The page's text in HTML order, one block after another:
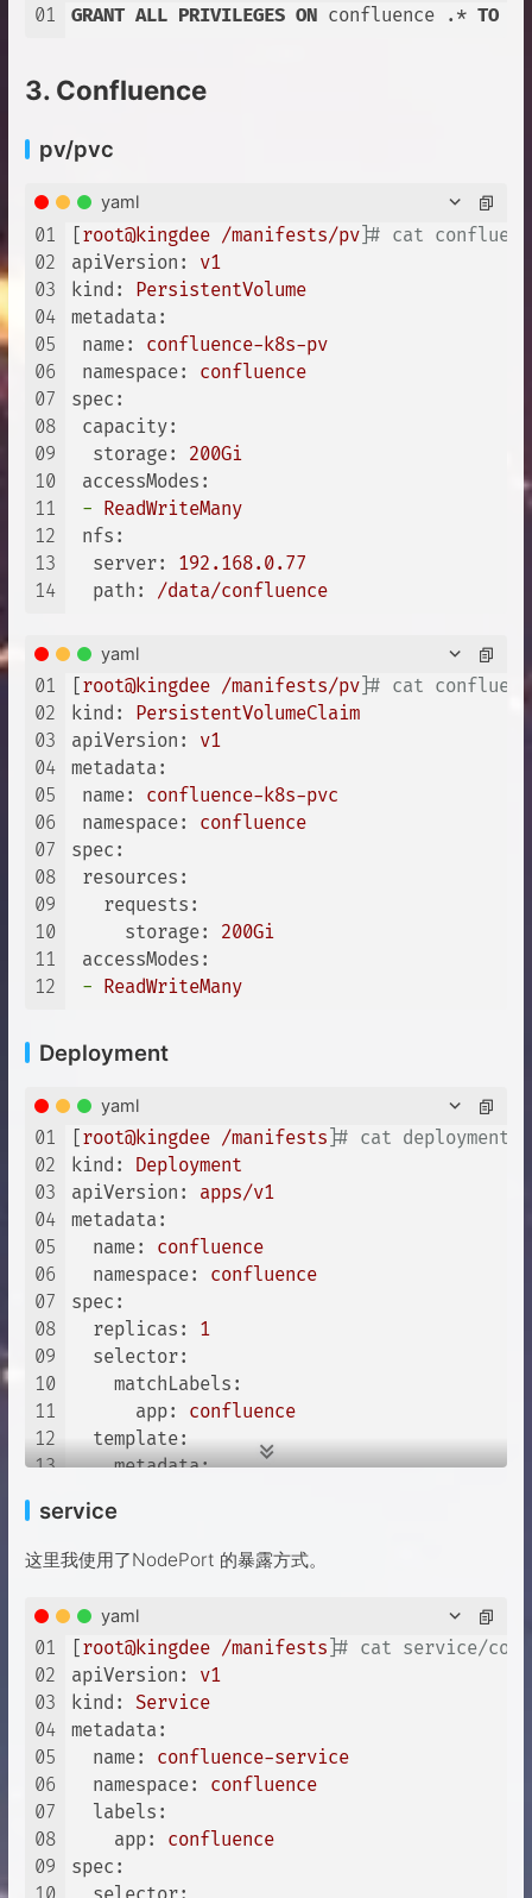
01 GRANT ALL PRIVILEGES ON confluence .* TO
3. Confluence
pv/pvc
yaml
01
02
03
04
05
06
07
08
09
10
11
12
13
14
[root@kingdee /manifests/pv ]# cat
apiVersion:
v1
kind:
PersistentVolume
metadata:
name:
confluence-k8s-pv
namespace:
confluence
spec:
capacity:
storage:
200Gi
accessModes:
-
ReadWriteMany
nfs:
server:
192.168.0.77
path:
/data/confluence
yaml
01
02
03
04
05
06
07
08
09
10
11
12
[root@kingdee /manifests/pv ]# cat
kind:
PersistentVolumeClaim
apiVersion:
v1
metadata:
name:
confluence-k8s-pvc
namespace:
confluence
spec:
resources:
requests:
storage:
200Gi
accessModes:
-
ReadWriteMany
Deployment
yaml
01
02
03
04
05
06
07
08
09
10
11
12
13
15
16
17
18
19
20
21
22
23
24
25
26
27
28
[root@kingdee /manifests ]# cat
kind:
Deployment
apiVersion:
apps/v1
metadata:
name:
confluence
namespace:
confluence
spec:
replicas:
1
selector:
matchLabels:
app:
confluence
template:
metadata:
spec:
containers:
-
:32237/haxqer/
imagePullPolicy: IfNotPresent
ports:
-
containerPort:
protocol: TCP
volumeMounts:
-
mountPath:
service
这里我使用了NodePort 的暴露方式。
yaml
01
02
03
04
05
06
07
08
09
[root@kingdee /manifests ]# cat service/
apiVersion:
v1
kind:
Service
metadata:
name:
confluence-service
namespace:
confluence
labels:
app:
confluence
spec: